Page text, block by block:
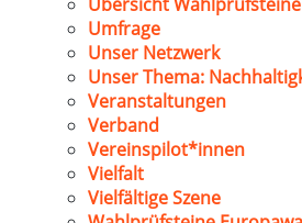
Umfrage
Unser Netzwerk
Unser Thema:
Veranstaltungen
Verband
Vereinspilot*innen
Vielfalt
Vielfältige Szene